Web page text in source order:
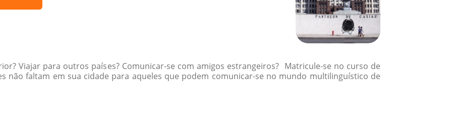
Viajar para outros países? Comunicar-se com amigos estrangeiros? Matricule-se no curso de
não faltam em sua cidade para aqueles que podem comunicar-se no mundo multilinguístico de